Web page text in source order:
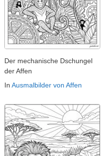
Der mechanische Dschungel
der Affen
In Ausmalbilder von Affen